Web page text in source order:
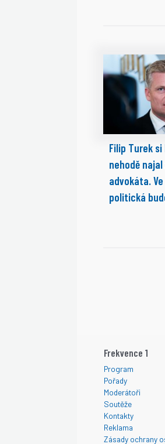
Filip Turek si
nehodě
advokáta.
politická
Frekvence 1
Program
Pořady
Moderátoři
Soutěže
Kontakty
Reklama
Zásady ochrany